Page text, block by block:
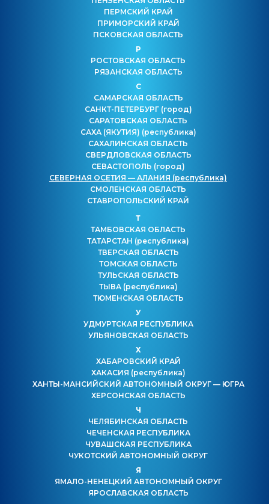
ПЕРМСКИЙ КРАЙ
ПРИМОРСКИЙ КРАЙ
ПСКОВСКАЯ ОБЛАСТЬ
Р
РОСТОВСКАЯ ОБЛАСТЬ
РЯЗАНСКАЯ ОБЛАСТЬ
С
САМАРСКАЯ ОБЛАСТЬ
САНКТ-ПЕТЕРБУРГ (город)
САРАТОВСКАЯ ОБЛАСТЬ
САХА (ЯКУТИЯ) (республика)
САХАЛИНСКАЯ ОБЛАСТЬ
СВЕРДЛОВСКАЯ ОБЛАСТЬ
СЕВАСТОПОЛЬ (город)
СЕВЕРНАЯ ОСЕТИЯ — АЛАНИЯ (республика)
СМОЛЕНСКАЯ ОБЛАСТЬ
СТАВРОПОЛЬСКИЙ КРАЙ
Т
ТАМБОВСКАЯ ОБЛАСТЬ
ТАТАРСТАН (республика)
ТВЕРСКАЯ ОБЛАСТЬ
ТОМСКАЯ ОБЛАСТЬ
ТУЛЬСКАЯ ОБЛАСТЬ
ТЫВА (республика)
ТЮМЕНСКАЯ ОБЛАСТЬ
У
УДМУРТСКАЯ РЕСПУБЛИКА
УЛЬЯНОВСКАЯ ОБЛАСТЬ
Х
ХАБАРОВСКИЙ КРАЙ
ХАКАСИЯ (республика)
ХАНТЫ-МАНСИЙСКИЙ АВТОНОМНЫЙ ОКРУГ — ЮГРА
ХЕРСОНСКАЯ ОБЛАСТЬ
Ч
ЧЕЛЯБИНСКАЯ ОБЛАСТЬ
ЧЕЧЕНСКАЯ РЕСПУБЛИКА
ЧУВАШСКАЯ РЕСПУБЛИКА
ЧУКОТСКИЙ АВТОНОМНЫЙ ОКРУГ
Я
ЯМАЛО-НЕНЕЦКИЙ АВТОНОМНЫЙ ОКРУГ
ЯРОСЛАВСКАЯ ОБЛАСТЬ